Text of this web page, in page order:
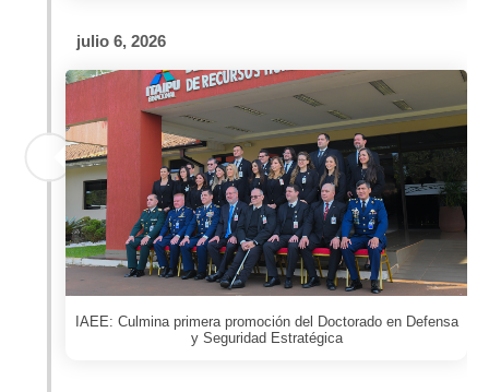
julio 6, 2026
IAEE: Culmina primera promoción del Doctorado en Defensa
y Seguridad Estratégica